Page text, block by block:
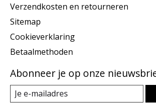
Verzendkosten en retourneren
Sitemap
Cookieverklaring
Betaalmethoden
Abonneer je op onze